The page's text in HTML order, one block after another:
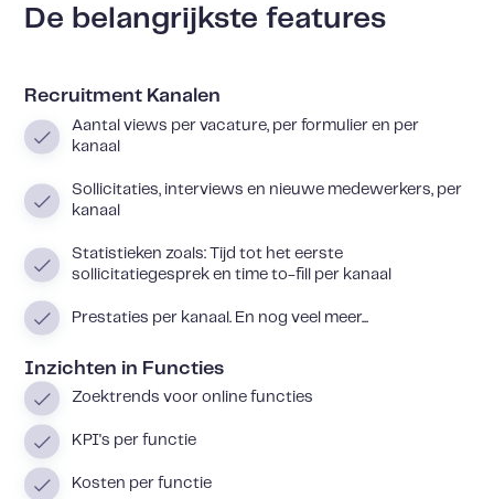
De belangrijkste features
Recruitment Kanalen
Aantal views per vacature, per formulier en per
kanaal
Sollicitaties, interviews en nieuwe medewerkers, per
kanaal
Statistieken zoals: Tijd tot het eerste
sollicitatiegesprek en time to-fill per kanaal
Prestaties per kanaal. En nog veel meer...
Inzichten in Functies
Zoektrends voor online functies
KPI's per functie
Kosten per functie